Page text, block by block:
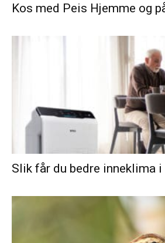
Kos med Peis Hjemme og
Slik får du bedre inneklima